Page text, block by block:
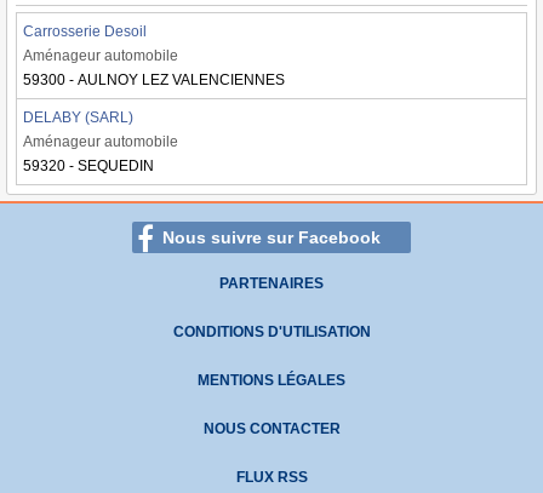
Carrosserie Desoil
Aménageur automobile
59300 - AULNOY LEZ VALENCIENNES
DELABY (SARL)
Aménageur automobile
59320 - SEQUEDIN
Nous suivre sur Facebook
PARTENAIRES
CONDITIONS D'UTILISATION
MENTIONS LÉGALES
NOUS CONTACTER
FLUX RSS